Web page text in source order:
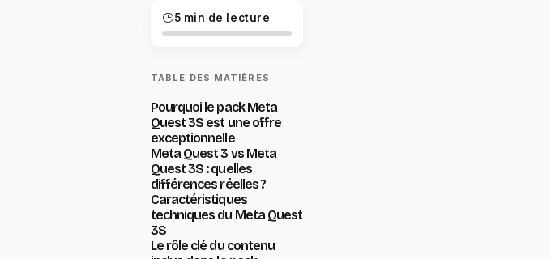
5 min de lecture
TABLE DES MATIÈRES
Pourquoi le pack Meta
Quest 3S est une offre
exceptionnelle
Meta Quest 3 vs Meta
Quest 3S : quelles
différences réelles ?
Caractéristiques
techniques du Meta Quest
3S
Le rôle clé du contenu